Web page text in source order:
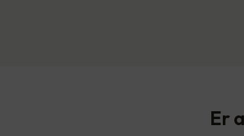
Er